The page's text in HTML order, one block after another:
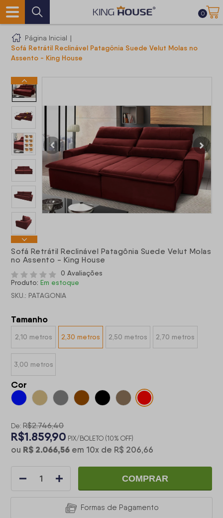
0
Página Inicial |
Sofá Retrátil Reclinável Patagônia Suede Velut Molas no
Assento - King House
Sofá Retrátil Reclinável Patagônia Suede Velut Molas
no Assento - King House
0 Avaliações
Produto: Em estoque
SKU.: PATAGONIA
Tamanho
2,10 metros 2,30 metros 2,50 metros 2,70 metros
3,00 metros
Cor
De: R$2.746,40
R$1.859,90 PIX/BOLETO (10% OFF)
ou R$ 2.066,56 em 10x de R$ 206,66
COMPRAR
Formas de Pagamento